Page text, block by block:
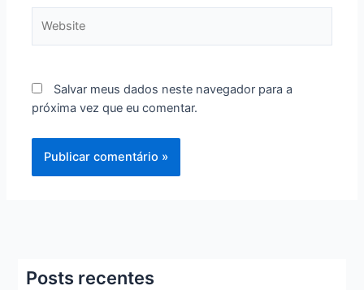
Salvar meus dados neste navegador para a
próxima vez que eu comentar.
Posts recentes